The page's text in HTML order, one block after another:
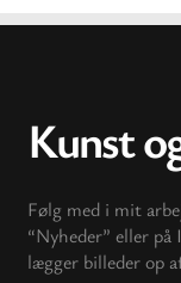
Troldstenen
Tibberup Høkerens
Kunst
Følg med i mit
“Nyheder” eller
lægger billeder op